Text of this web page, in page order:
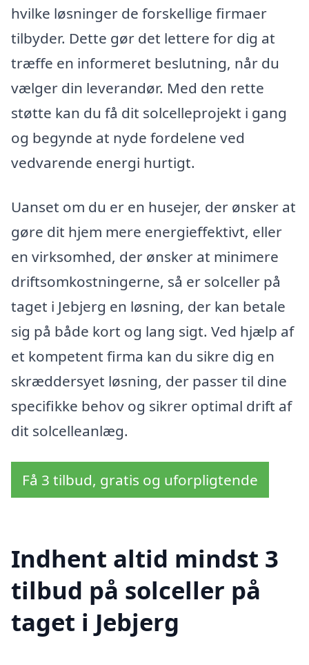
hvilke løsninger de forskellige firmaer
tilbyder. Dette gør det lettere for dig at
træffe en informeret beslutning, når du
vælger din leverandør. Med den rette
støtte kan du få dit solcelleprojekt i gang
og begynde at nyde fordelene ved
vedvarende energi hurtigt.
Uanset om du er en husejer, der ønsker at
gøre dit hjem mere energieffektivt, eller
en virksomhed, der ønsker at minimere
driftsomkostningerne, så er solceller på
taget i Jebjerg en løsning, der kan betale
sig på både kort og lang sigt. Ved hjælp af
et kompetent firma kan du sikre dig en
skræddersyet løsning, der passer til dine
specifikke behov og sikrer optimal drift af
dit solcelleanlæg.
Få 3 tilbud, gratis og uforpligtende
Indhent altid mindst 3
tilbud på solceller på
taget i Jebjerg